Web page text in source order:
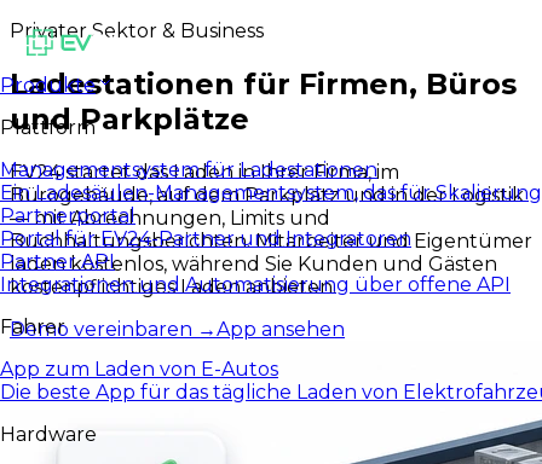
Produkte
Plattform
Managementsystem für Ladestationen
Ein Ladesäulen-Managementsystem, das für
Partnerportal
Portal für EV24-Partner und Integratoren
Partner API
Integrationen und Automatisierung über offene API
Fahrer
App zum Laden von E-Autos
Die beste App für das tägliche Laden von
Hardware
Privater Sektor & Business
Ladestationen für Firmen, Büros
und Parkplätze
EV24 startet das Laden in Ihrer Firma, im
Bürogebäude, auf dem Parkplatz und in der Logistik
— mit Abrechnungen, Limits und
Buchhaltungsberichten. Mitarbeiter und Eigentümer
laden kostenlos, während Sie Kunden und Gästen
kostenpflichtiges Laden anbieten.
Demo vereinbaren →App ansehen